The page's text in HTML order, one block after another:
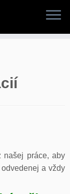
našej práce, aby
a vždy